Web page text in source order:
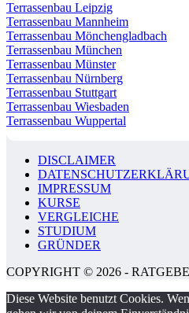
Terrassenbau Leipzig
Terrassenbau Mannheim
Terrassenbau Mönchengladbach
Terrassenbau München
Terrassenbau Münster
Terrassenbau Nürnberg
Terrassenbau Stuttgart
Terrassenbau Wiesbaden
Terrassenbau Wuppertal
DISCLAIMER
IMPRESSUM
KURSE
VERGLEICHE
STUDIUM
GRÜNDER
COPYRIGHT © 2026 -
Diese Website benutzt Cookies.